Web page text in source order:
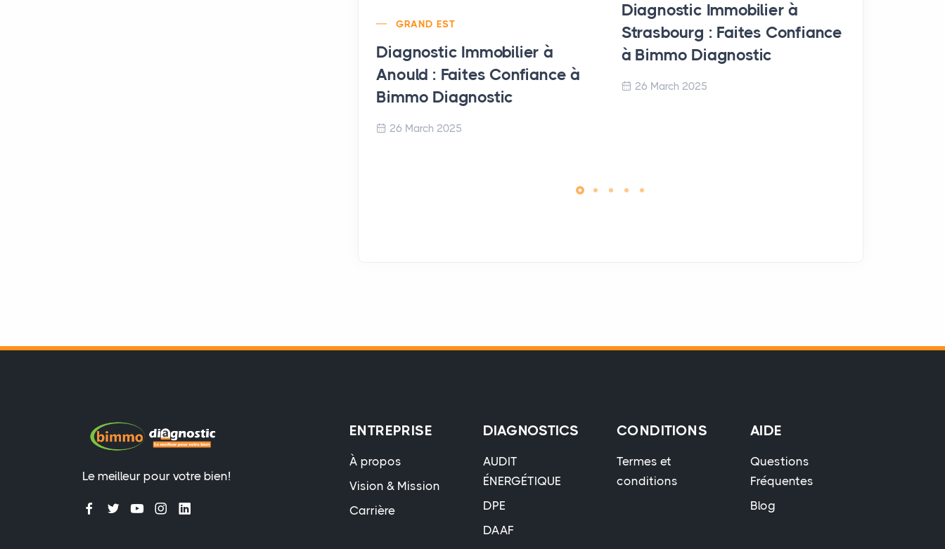
GRAND EST
Diagnostic Immobilier à
Anould : Faites Confiance à
Bimmo Diagnostic
26 March 2025
Diagnostic Immobilier à
Strasbourg : Faites Confiance
à Bimmo Diagnostic
26 March 2025
Le meilleur pour votre bien!
ENTREPRISE
À propos
Vision & Mission
Carrière
DIAGNOSTICS
AUDIT
ÉNERGÉTIQUE
DPE
DAAF
CONDITIONS
Termes et
conditions
AIDE
Questions
Fréquentes
Blog